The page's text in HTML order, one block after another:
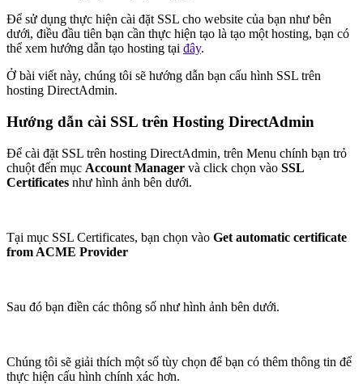
Để sử dụng thực hiện cài đặt SSL cho website của bạn như bên
dưới, điều đầu tiên bạn cần thực hiện tạo là tạo một hosting, bạn có
thể xem hướng dẫn tạo hosting tại đây.
Ở bài viết này, chúng tôi sẽ hướng dẫn bạn cấu hình SSL trên
hosting DirectAdmin.
Hướng dẫn cài SSL trên Hosting DirectAdmin
Để cài đặt SSL trên hosting DirectAdmin, trên Menu chính bạn trỏ
chuột đến mục Account Manager và click chọn vào SSL
Certificates như hình ảnh bên dưới.
Tại mục SSL Certificates, bạn chọn vào Get automatic certificate
from ACME Provider
Sau đó bạn điền các thông số như hình ảnh bên dưới.
Chúng tôi sẽ giải thích một số tùy chọn để bạn có thêm thông tin để
thực hiện cấu hình chính xác hơn.